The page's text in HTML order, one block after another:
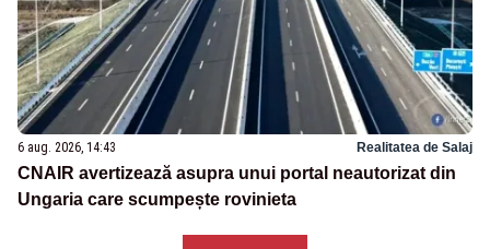
6 aug. 2026, 14:43 Realitatea de Salaj
CNAIR avertizează asupra unui portal neautorizat din
Ungaria care scumpește rovinieta